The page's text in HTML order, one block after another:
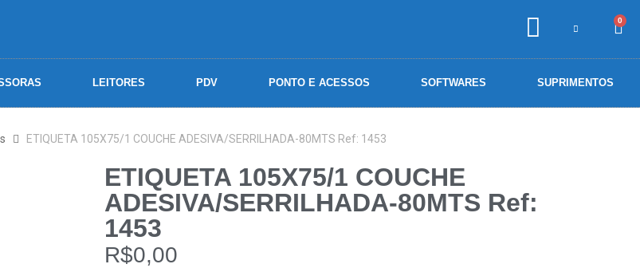
0
LEITORES PDV PONTO E ACESSOS SOFTWARES SUPRIMENTOS
ETIQUETA 105X75/1 COUCHE ADESIVA/SERRILHADA-80MTS Ref: 1453
ETIQUETA 105X75/1 COUCHE
ADESIVA/SERRILHADA-80MTS Ref:
1453
R$0,00